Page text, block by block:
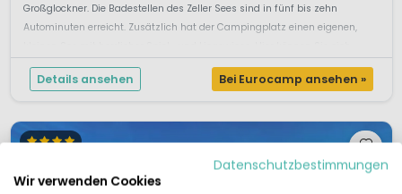
Großglockner. Die Badestellen des Zeller Sees sind in fünf bis zehn
Autominuten erreicht. Zusätzlich hat der Campingplatz einen eigenen,
sonn...
Details ansehen Bei Eurocamp ansehen »
Datenschutzbestimmungen
Wir verwenden Cookies